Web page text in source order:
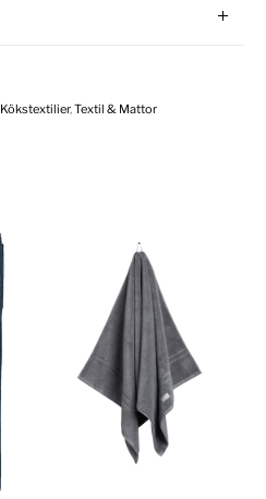
Kökstextilier,Textil & Mattor